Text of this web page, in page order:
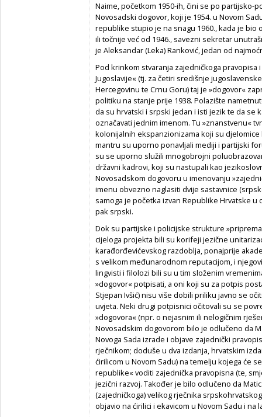
Naime, početkom 1950-ih, čini se po partijsko-
Novosadski dogovor, koji je 1954. u Novom
republike stupio je na snagu 1960., kada je bio
ili točnije već od 1946., savezni sekretar
je Aleksandar (Leka) Ranković, jedan od
Pod krinkom stvaranja zajedničkoga
Jugoslavije« (tj. za četiri središnje
Hercegovinu te Crnu Goru) taj je »dogovor«
politiku na stanje prije 1938. Polazište
da su hrvatski i srpski jedan i isti jezik te da se
označavati jednim imenom. Tu »znanstvenu«
kolonijalnih eks­panzionizama koji su
mantru su uporno ponavljali mediji i partijski
su se uporno služili mnogobrojni
državni kadrovi, koji su nastupali kao
Novosadskom dogovoru u imenovanju
imenu obvezno naglasiti dvije sastavnice
samoga je početka izvan Republike Hrvatske
pak srpski.
Dok su partijske i policijske strukture
cijeloga projekta bili su korifeji jezične
karađorđevićevskog razdoblja, ponajprije
s velikom međunarodnom reputacijom, i
lingvisti i filolozi bili su u tim složenim
»dogovor« potpisati, a oni koji su za potpis
Stjepan Ivšić) nisu više dobili priliku javno se
uvjeta. Neki drugi potpisnici očitovali su se
»dogovora« (npr. o nejasnim ili nelogičnim
Novosadskim dogovorom bilo je odlučeno da
Novoga Sada izrade i objave zajednički
rječnikom; doduše u dva izdanja, hrvatskim
ćirilicom u Novom Sadu) na temelju kojega će
republike« voditi zajednička pravopisna (te,
jezični razvoj. Također je bilo odlučeno da
(zajedničkoga) velikog rječnika
objavio na ćirilici i ekavicom u Novom Sadu i na